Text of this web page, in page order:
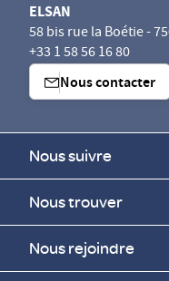
ELSAN
58 bis rue la Boétie -
+33 1 58 56 16 80
Nous contacter
Nous suivre
Nous trouver
Nous rejoindre